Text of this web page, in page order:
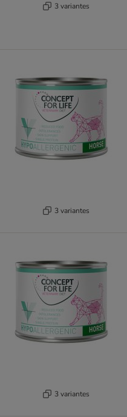
3 variantes
3 variantes
3 variantes